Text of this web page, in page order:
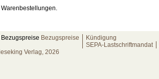
Warenbestellungen.
Bezugspreise
Kündigung
SEPA-Lastschriftmandat
Verlag, 2026